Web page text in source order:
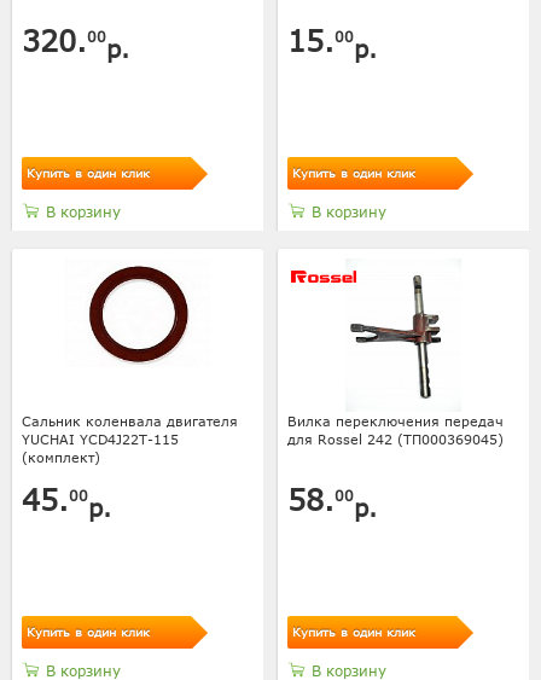
320.00р.
Купить в один клик
В корзину
15.00р.
Купить в один клик
В корзину
Сальник коленвала двигателя
YUCHAI YCD4J22T-115
(комплект)
45.00р.
Купить в один клик
В корзину
Вилка переключения передач
для Rossel 242 (ТП000369045)
58.00р.
Купить в один клик
В корзину